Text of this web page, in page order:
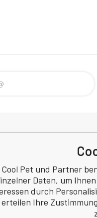
Nr.: 60745291
Cool Pet und Partner
Daten, um
durch
erteilen Ihre